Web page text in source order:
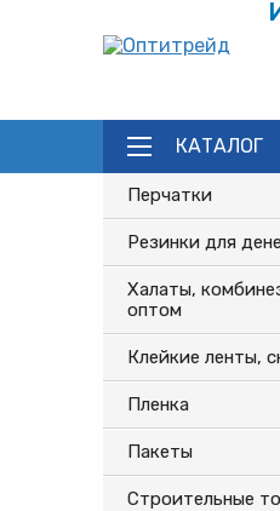
КАТАЛОГ
Каталог
Перчатки
Резинки для
Халаты,
оптом
Клейкие ленты,
Пленка
Пакеты
Строительные